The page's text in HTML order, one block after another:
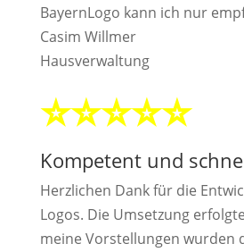
BayernLogo kann ich nur
Casim Willmer
Hausverwaltung
⭐⭐⭐⭐⭐
Kompetent und
Herzlichen Dank für die
Logos. Die Umsetzung
meine Vorstellungen wurden